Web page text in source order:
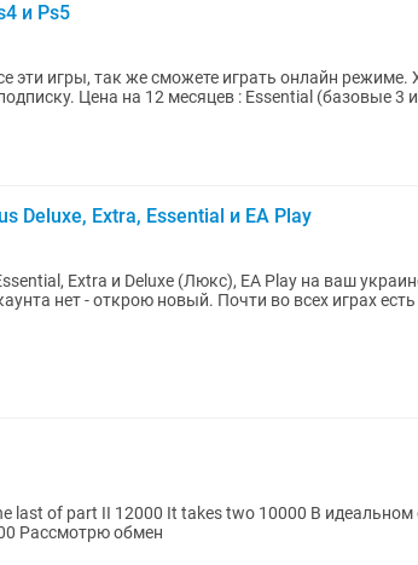
и Ps5
эти игры, так же сможете играть онлайн режиме.
3 игры в месяц)
Deluxe, Extra, Essential и EA Play
Extra и Deluxe (Люкс), EA Play на ваш
Почти во всех играх есть русский язык и
last of part II 12000 It takes two 10000 В идеальном
Рассмотрю обмен